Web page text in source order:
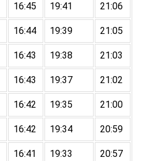
16:45 19:41 21:06
16:44 19:39 21:05
16:43 19:38 21:03
16:43 19:37 21:02
16:42 19:35 21:00
16:42 19:34 20:59
16:41 19:33 20:57